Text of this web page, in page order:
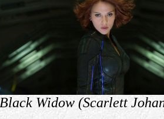
Black Widow (Scarlett